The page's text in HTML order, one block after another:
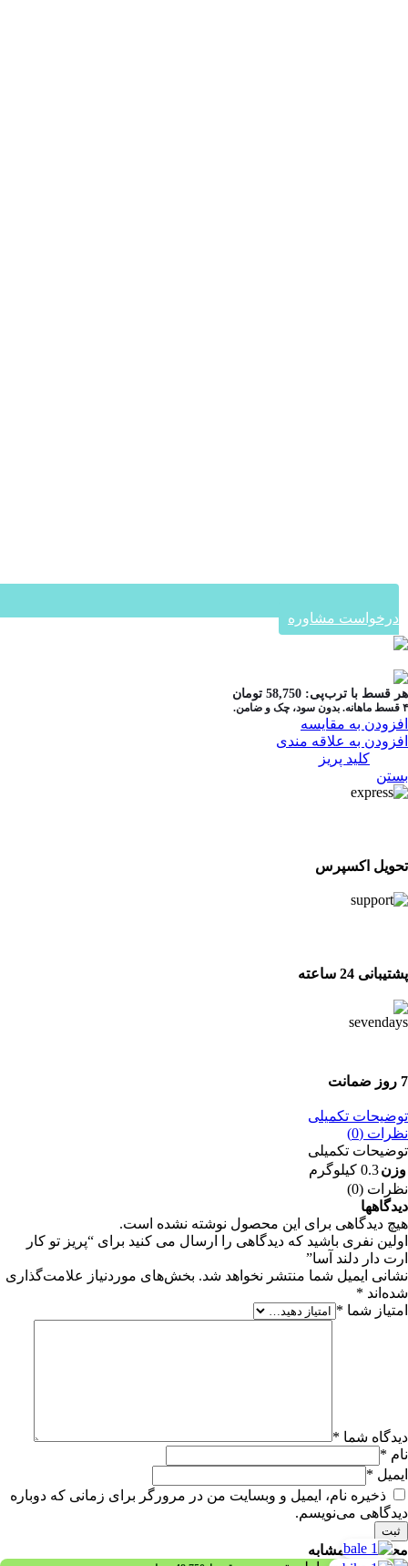
درخواست مشاوره
هر قسط با ترب‌پی: 58,750 تومان
۴ قسط ماهانه. بدون سود، چک و ضامن.
افزودن به مقایسه
افزودن به علاقه مندی
کلید پریز
بستن
تحویل اکسپرس
پشتیبانی 24 ساعته
7 روز ضمانت
توضیحات تکمیلی
نظرات (0)
توضیحات تکمیلی
وزن0.3 کیلوگرم
نظرات (0)
دیدگاهها
هیچ دیدگاهی برای این محصول نوشته نشده است.
اولین نفری باشید که دیدگاهی را ارسال می کنید برای “پریز تو کار
ارت دار دلند آسا”
نشانی ایمیل شما منتشر نخواهد شد. بخش‌های موردنیاز علامت‌گذاری
شده‌اند *
امتیاز شما *
دیدگاه شما *
نام *
ایمیل *
ذخیره نام، ایمیل و وبسایت من در مرورگر برای زمانی که دوباره
دیدگاهی می‌نویسم.
محصولات مشابه